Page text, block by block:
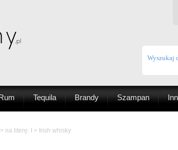
Wyszukaj
Tequila Brandy Szampan
> na literę: I > Irish whisky